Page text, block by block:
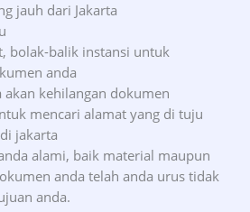
jauh dari Jakarta
bolak-balik instansi untuk
anda
akan kehilangan dokumen
mencari alamat yang di tuju
jakarta
alami, baik material maupun
anda telah anda urus tidak
anda.